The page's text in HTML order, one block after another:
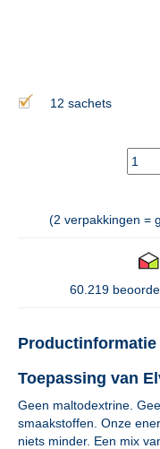
12 sachets
(2 verpakkingen =
60.219
Toepassing van
Geen maltodextrine.
smaakstoffen. Onze
niets minder. Een mix